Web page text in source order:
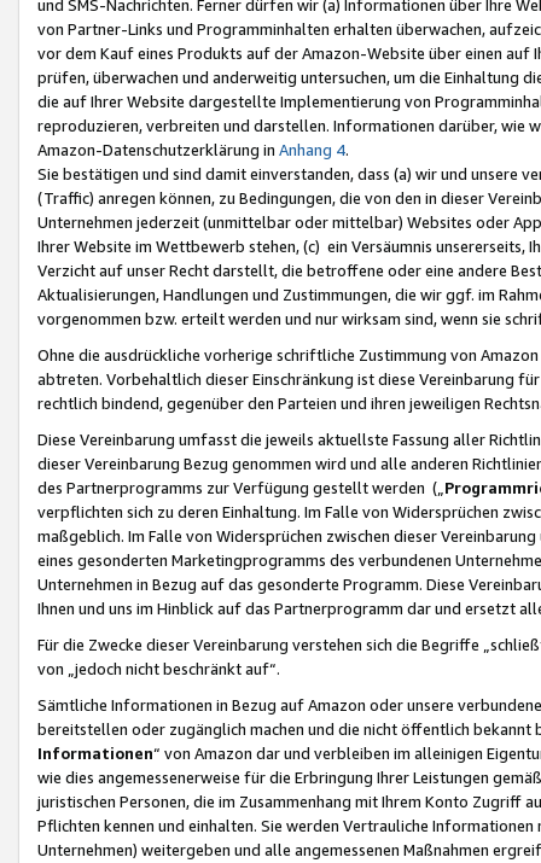
und SMS-Nachrichten. Ferner dürfen wir (a) Informationen über Ihre
von Partner-Links und Programminhalten erhalten überwachen,
vor dem Kauf eines Produkts auf der Amazon-Website über einen
prüfen, überwachen und anderweitig untersuchen, um die Einhaltung
die auf Ihrer Website dargestellte Implementierung von
reproduzieren, verbreiten und darstellen. Informationen darüber, wie
Amazon-Datenschutzerklärung in Anhang 4.
Sie bestätigen und sind damit einverstanden, dass (a) wir und
(Traffic) anregen können, zu Bedingungen, die von den in dieser
Unternehmen jederzeit (unmittelbar oder mittelbar) Websites oder
Ihrer Website im Wettbewerb stehen, (c) ein Versäumnis unsererseits,
Verzicht auf unser Recht darstellt, die betroffene oder eine andere
Aktualisierungen, Handlungen und Zustimmungen, die wir ggf. im
vorgenommen bzw. erteilt werden und nur wirksam sind, wenn sie
Ohne die ausdrückliche vorherige schriftliche Zustimmung von
abtreten. Vorbehaltlich dieser Einschränkung ist diese Vereinbarung
rechtlich bindend, gegenüber den Parteien und ihren jeweiligen
Diese Vereinbarung umfasst die jeweils aktuellste Fassung aller
dieser Vereinbarung Bezug genommen wird und alle anderen
des Partnerprogramms zur Verfügung gestellt werden („
verpflichten sich zu deren Einhaltung. Im Falle von Widersprüchen
maßgeblich. Im Falle von Widersprüchen zwischen dieser
eines gesonderten Marketingprogramms des verbundenen
Unternehmen in Bezug auf das gesonderte Programm. Diese
Ihnen und uns im Hinblick auf das Partnerprogramm dar und ersetzt
Für die Zwecke dieser Vereinbarung verstehen sich die Begriffe
von „jedoch nicht beschränkt auf“.
Sämtliche Informationen in Bezug auf Amazon oder unsere
bereitstellen oder zugänglich machen und die nicht öffentlich
Informationen“ von Amazon dar und verbleiben im alleinigen
wie dies angemessenerweise für die Erbringung Ihrer Leistungen
juristischen Personen, die im Zusammenhang mit Ihrem Konto
Pflichten kennen und einhalten. Sie werden Vertrauliche
Unternehmen) weitergeben und alle angemessenen Maßnahmen